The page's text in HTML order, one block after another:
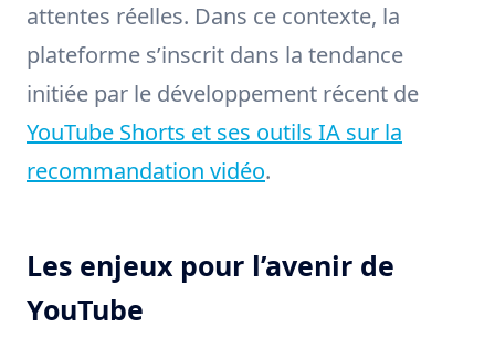
attentes réelles. Dans ce contexte, la
plateforme s’inscrit dans la tendance
initiée par le développement récent de
YouTube Shorts et ses outils IA sur la
recommandation vidéo.
Les enjeux pour l’avenir de
YouTube